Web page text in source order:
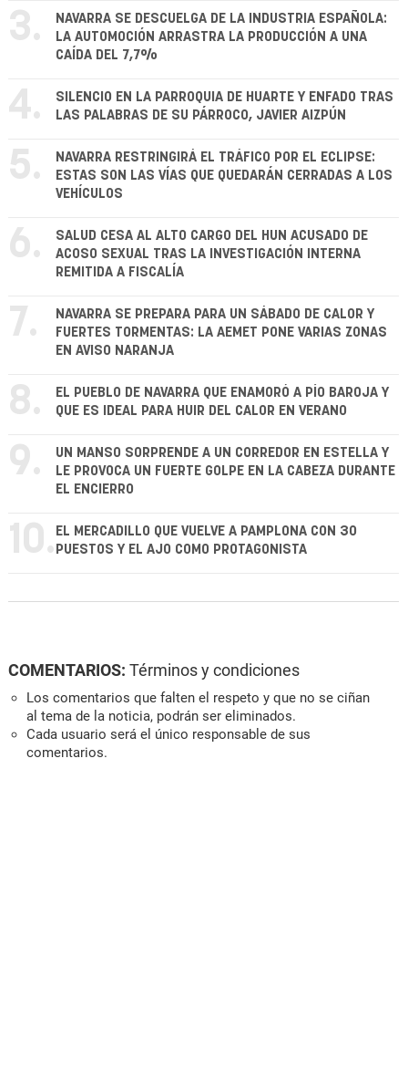
3.
NAVARRA SE DESCUELGA DE LA INDUSTRIA ESPAÑOLA:
LA AUTOMOCIÓN ARRASTRA LA PRODUCCIÓN A UNA
CAÍDA DEL 7,7%
4.
SILENCIO EN LA PARROQUIA DE HUARTE Y ENFADO TRAS
LAS PALABRAS DE SU PÁRROCO, JAVIER AIZPÚN
5.
NAVARRA RESTRINGIRÁ EL TRÁFICO POR EL ECLIPSE:
ESTAS SON LAS VÍAS QUE QUEDARÁN CERRADAS A LOS
VEHÍCULOS
6.
SALUD CESA AL ALTO CARGO DEL HUN ACUSADO DE
ACOSO SEXUAL TRAS LA INVESTIGACIÓN INTERNA
REMITIDA A FISCALÍA
7.
NAVARRA SE PREPARA PARA UN SÁBADO DE CALOR Y
FUERTES TORMENTAS: LA AEMET PONE VARIAS ZONAS
EN AVISO NARANJA
8.
EL PUEBLO DE NAVARRA QUE ENAMORÓ A PÍO BAROJA Y
QUE ES IDEAL PARA HUIR DEL CALOR EN VERANO
9.
UN MANSO SORPRENDE A UN CORREDOR EN ESTELLA Y
LE PROVOCA UN FUERTE GOLPE EN LA CABEZA DURANTE
EL ENCIERRO
10. EL MERCADILLO QUE VUELVE A PAMPLONA CON 30
PUESTOS Y EL AJO COMO PROTAGONISTA
COMENTARIOS: Términos y condiciones
Los comentarios que falten el respeto y que no se ciñan
al tema de la noticia, podrán ser eliminados.
Cada usuario será el único responsable de sus
comentarios.